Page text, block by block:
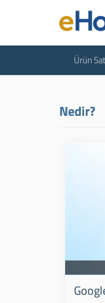
Ürün
Nedir?